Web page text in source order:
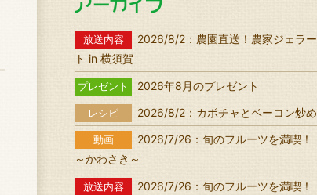
放送内容
2026/8/2：農園直送！農家ジェラー
ト in 横須賀
プレゼント 2026年8月のプレゼント
レシピ 2026/8/2：カボチャとベーコン炒め
動画
2026/7/26：旬のフルーツを満喫！
～かわさき～
放送内容
2026/7/26：旬のフルーツを満喫！